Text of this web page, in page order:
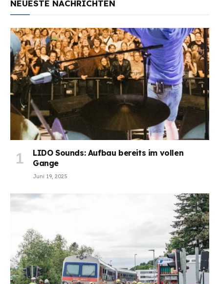
NEUESTE NACHRICHTEN
LIDO Sounds: Aufbau bereits im vollen
Gange
Juni 19, 2025